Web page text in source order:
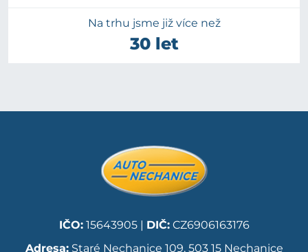
Na trhu jsme již více než
30 let
IČO:15643905 | DIČ:CZ6906163176
Adresa:Staré Nechanice 109, 503 15 Nechanice